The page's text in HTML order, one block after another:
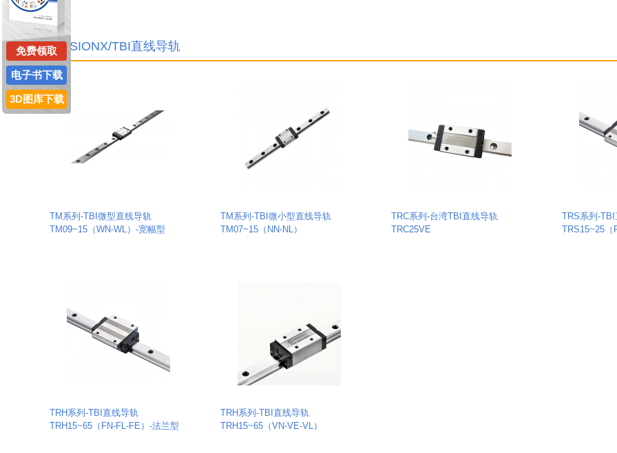
MOSIONX/TBI直线导轨
TM系列-TBI微型直线导轨
TM09~15（WN-WL）-宽幅型
TM系列-TBI微小型直线导轨
TM07~15（NN-NL）
TRC系列-台湾TBI直线导轨
TRC25VE
TRS系列-
TRS15~25（
TRH系列-TBI直线导轨
TRH15~65（FN-FL-FE）-法兰型
TRH系列-TBI直线导轨
TRH15~65（VN-VE-VL）
免费领取
电子书下载
3D图库下载